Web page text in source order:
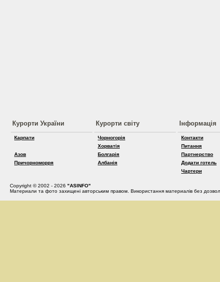
Курорти України
Карпати
Азов
Причорноморря
Курорти світу
Чорногорія
Хорватія
Болгарія
Албанія
Інформація
Контакти
Питання
Партнерство
Додати готель
Чартери
Copyright © 2002 - 2026 "ASINFO"
Материали та фото захищені авторським правом. Використання материалів без